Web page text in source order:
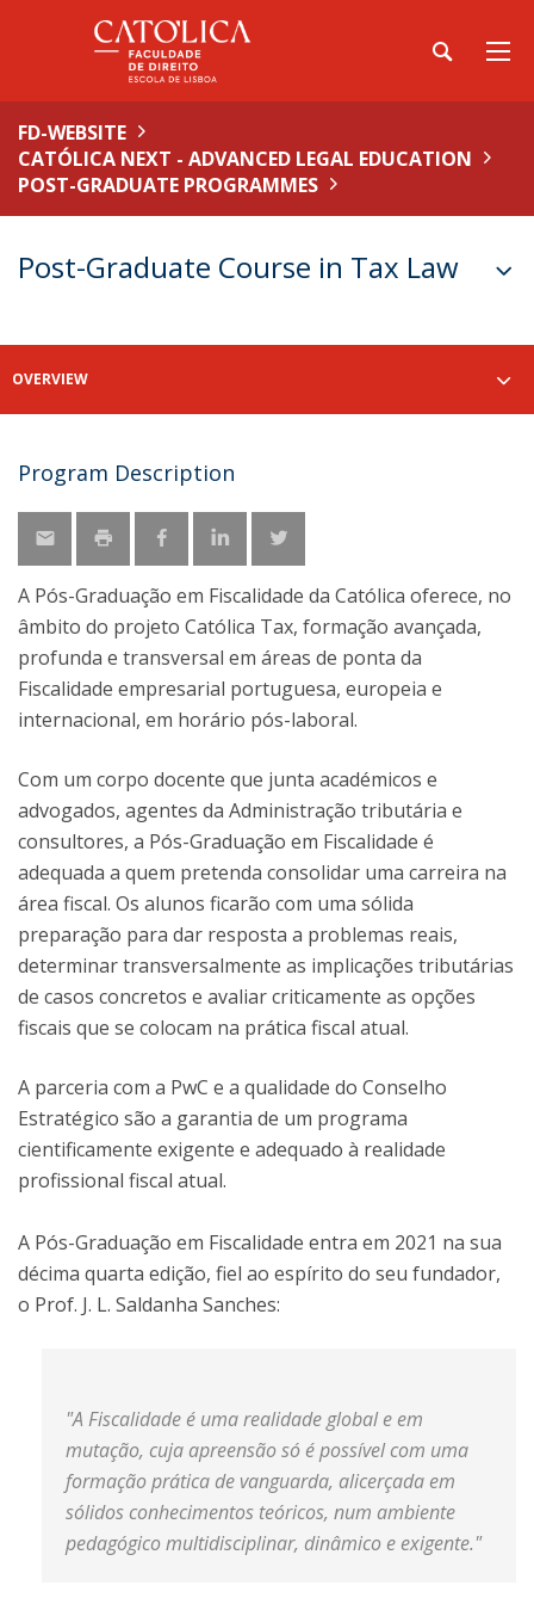
FD-WEBSITE
CATÓLICA NEXT - ADVANCED LEGAL EDUCATION
POST-GRADUATE PROGRAMMES
Post-Graduate Course in Tax Law
OVERVIEW
Program Description
A Pós-Graduação em Fiscalidade da Católica oferece, no
âmbito do projeto Católica Tax, formação avançada,
profunda e transversal em áreas de ponta da
Fiscalidade empresarial portuguesa, europeia e
internacional, em horário pós-laboral.
Com um corpo docente que junta académicos e
advogados, agentes da Administração tributária e
consultores, a Pós-Graduação em Fiscalidade é
adequada a quem pretenda consolidar uma carreira na
área fiscal. Os alunos ficarão com uma sólida
preparação para dar resposta a problemas reais,
determinar transversalmente as implicações tributárias
de casos concretos e avaliar criticamente as opções
fiscais que se colocam na prática fiscal atual.
A parceria com a PwC e a qualidade do Conselho
Estratégico são a garantia de um programa
cientificamente exigente e adequado à realidade
profissional fiscal atual.
A Pós-Graduação em Fiscalidade entra em 2021 na sua
décima quarta edição, fiel ao espírito do seu fundador,
o Prof. J. L. Saldanha Sanches:
"A Fiscalidade é uma realidade global e em
mutação, cuja apreensão só é possível com uma
formação prática de vanguarda, alicerçada em
sólidos conhecimentos teóricos, num ambiente
pedagógico multidisciplinar, dinâmico e exigente."